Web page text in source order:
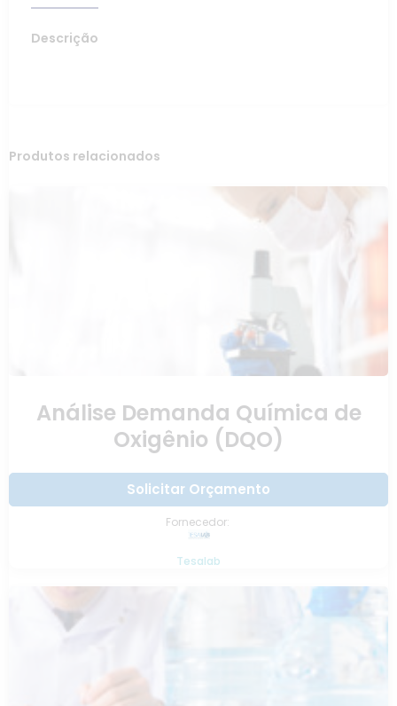
Descrição
Produtos relacionados
Análise Demanda Química de
Oxigênio (DQO)
Solicitar Orçamento
Fornecedor:
Tesalab